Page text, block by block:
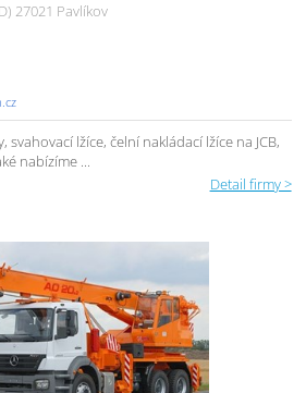
27021 Pavlíkov
svahovací lžíce, čelní nakládací lžíce na JCB,
nabízíme ...
Detail firmy >